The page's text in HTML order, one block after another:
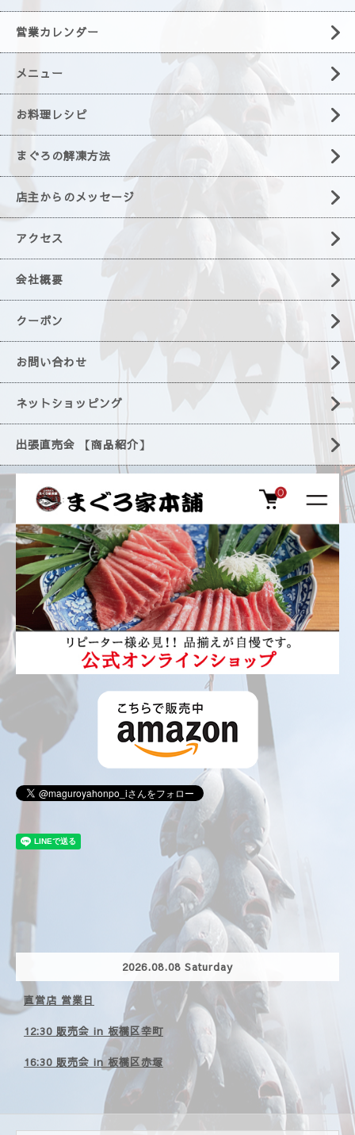
営業カレンダー
メニュー
お料理レシピ
まぐろの解凍方法
店主からのメッセージ
アクセス
会社概要
クーポン
お問い合わせ
ネットショッピング
出張直売会 【商品紹介】
2026.08.08 Saturday
直営店 営業日
12:30 販売会 in 板橋区幸町
16:30 販売会 in 板橋区赤塚